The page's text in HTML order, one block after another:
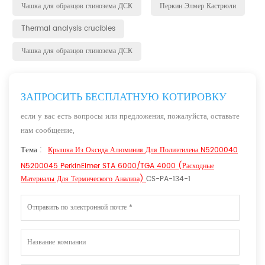
Чашка для образцов глинозема ДСК
Перкин Элмер Кастрюли
Thermal analysis crucibles
Чашка для образцов глинозема ДСК
ЗАПРОСИТЬ БЕСПЛАТНУЮ КОТИРОВКУ
если у вас есть вопросы или предложения, пожалуйста, оставьте
нам сообщение,
Тема : Крышка Из Оксида Алюминия Для Полиэтилена N5200040
N5200045 PerkinElmer STA 6000/TGA 4000 (расходные
Материалы Для Термического Анализа)CS-PA-134-1